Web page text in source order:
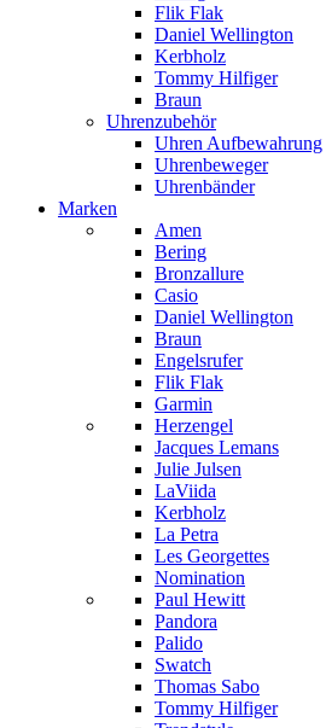
Flik Flak
Daniel Wellington
Kerbholz
Tommy Hilfiger
Braun
Uhrenzubehör
Uhren Aufbewahrung
Uhrenbeweger
Uhrenbänder
Marken
Amen
Bering
Bronzallure
Casio
Daniel Wellington
Braun
Engelsrufer
Flik Flak
Garmin
Herzengel
Jacques Lemans
Julie Julsen
LaViida
Kerbholz
La Petra
Les Georgettes
Nomination
Paul Hewitt
Pandora
Palido
Swatch
Thomas Sabo
Tommy Hilfiger